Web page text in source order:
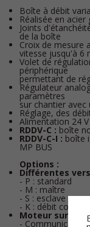
Boîte à débit
Réalisée en acier
Joints
de la boîte
Croix de mesure
vitesse jusqu'à 6
Volet de
périphérique
permettant de
Régulateur
paramètres
sur chantier
Réglage, des
Alimentation 24 V
RDDV-C : boîte
RDDV-C-I : boîte
MP BUS
Options :
Différentes
- P : standard
- M : maître
- S : esclave
- K : débit constant
Moteur sur
- Communicant